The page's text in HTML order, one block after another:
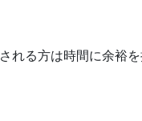
れる方は時間に余裕